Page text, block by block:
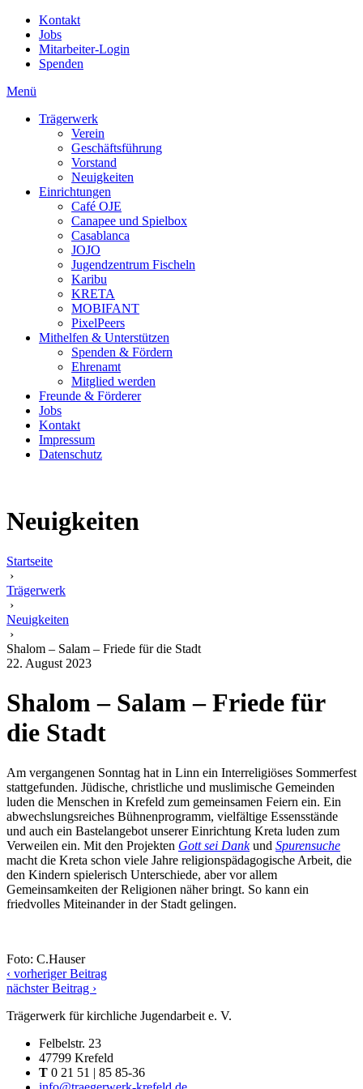
Kontakt
Jobs
Mitarbeiter-Login
Spenden
Menü
Trägerwerk
Verein
Geschäftsführung
Vorstand
Neuigkeiten
Einrichtungen
Café OJE
Canapee und Spielbox
Casablanca
JOJO
Jugendzentrum Fischeln
Karibu
KRETA
MOBIFANT
PixelPeers
Mithelfen & Unterstützen
Spenden & Fördern
Ehrenamt
Mitglied werden
Freunde & Förderer
Jobs
Kontakt
Impressum
Datenschutz
Neuigkeiten
Startseite
›
Trägerwerk
›
Neuigkeiten
›
Shalom – Salam – Friede für die Stadt
22. August 2023
Shalom – Salam – Friede für
die Stadt
Am vergangenen Sonntag hat in Linn ein Interreligiöses Sommerfest
stattgefunden. Jüdische, christliche und muslimische Gemeinden
luden die Menschen in Krefeld zum gemeinsamen Feiern ein. Ein
abwechslungsreiches Bühnenprogramm, vielfältige Essensstände
und auch ein Bastelangebot unserer Einrichtung Kreta luden zum
Verweilen ein. Mit den Projekten Gott sei Dankund Spurensuche
macht die Kreta schon viele Jahre religionspädagogische Arbeit, die
den Kindern spielerisch Unterschiede, aber vor allem
Gemeinsamkeiten der Religionen näher bringt. So kann ein
friedvolles Miteinander in der Stadt gelingen.
Foto: C.Hauser
‹ vorheriger Beitrag
nächster Beitrag ›
Trägerwerk für kirchliche Jugendarbeit e. V.
Felbelstr. 23
47799 Krefeld
T 0 21 51 | 85 85-36